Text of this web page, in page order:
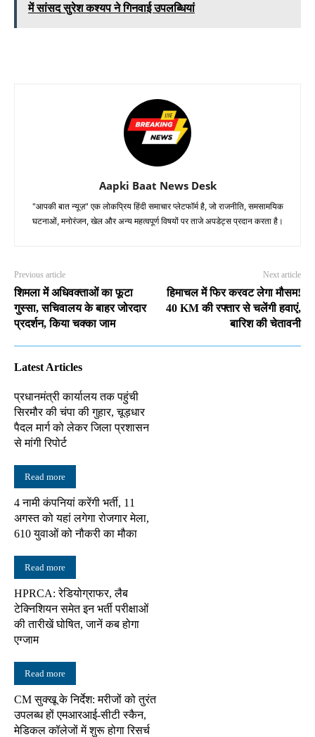
में सांसद सुरेश कश्यप ने गिनवाई उपलब्धियां
Aapki Baat News Desk
"आपकी बात न्यूज़" एक लोकप्रिय हिंदी समाचार प्लेटफॉर्म है, जो राजनीति, समसामयिक
घटनाओं, मनोरंजन, खेल और अन्य महत्वपूर्ण विषयों पर ताजे अपडेट्स प्रदान करता है।
Previous article
शिमला में अधिवक्ताओं का फूटा
गुस्सा, सचिवालय के बाहर जोरदार
प्रदर्शन, किया चक्का जाम
Next article
हिमाचल में फिर करवट लेगा मौसम!
40 KM की रफ्तार से चलेंगी हवाएं,
बारिश की चेतावनी
Latest Articles
प्रधानमंत्री कार्यालय तक पहुंची
सिरमौर की चंपा की गुहार, चूड़धार
पैदल मार्ग को लेकर जिला प्रशासन
से मांगी रिपोर्ट
Read more
4 नामी कंपनियां करेंगी भर्ती, 11
अगस्त को यहां लगेगा रोजगार मेला,
610 युवाओं को नौकरी का मौका
Read more
HPRCA: रेडियोग्राफर, लैब
टेक्निशियन समेत इन भर्ती परीक्षाओं
की तारीखें घोषित, जानें कब होगा
एग्जाम
Read more
CM सुक्खू के निर्देश: मरीजों को तुरंत
उपलब्ध हों एमआरआई-सीटी स्कैन,
मेडिकल कॉलेजों में शुरू होगा रिसर्च